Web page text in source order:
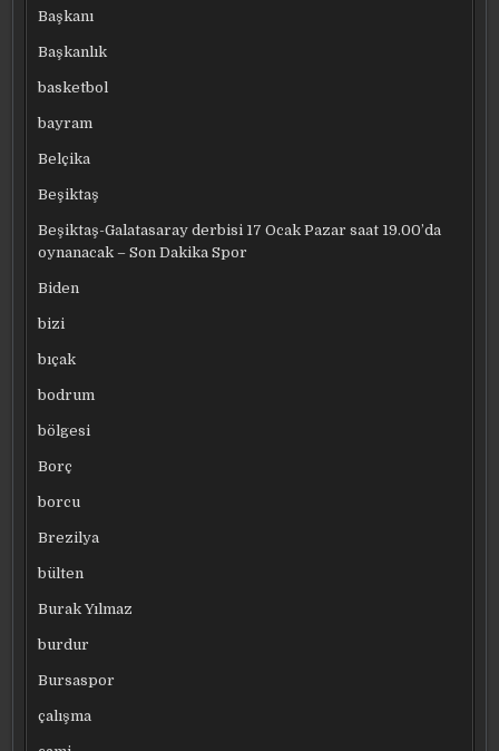
Başkanı
Başkanlık
basketbol
bayram
Belçika
Beşiktaş
Beşiktaş-Galatasaray derbisi 17 Ocak Pazar saat 19.00’da
oynanacak – Son Dakika Spor
Biden
bizi
bıçak
bodrum
bölgesi
Borç
borcu
Brezilya
bülten
Burak Yılmaz
burdur
Bursaspor
çalışma